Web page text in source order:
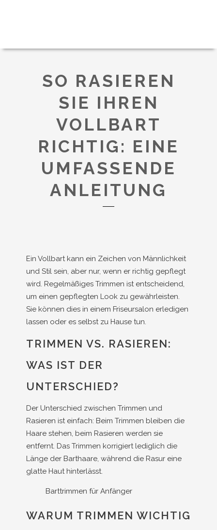
SO RASIEREN
SIE IHREN
VOLLBART
RICHTIG: EINE
UMFASSENDE
ANLEITUNG
Ein Vollbart kann ein Zeichen von Männlichkeit
und Stil sein, aber nur, wenn er richtig gepflegt
wird. Regelmäßiges Trimmen ist entscheidend,
um einen gepflegten Look zu gewährleisten.
Sie können dies in einem Friseursalon erledigen
lassen oder es selbst zu Hause tun.
TRIMMEN VS. RASIEREN:
WAS IST DER
UNTERSCHIED?
Der Unterschied zwischen Trimmen und
Rasieren ist einfach: Beim Trimmen bleiben die
Haare stehen, beim Rasieren werden sie
entfernt. Das Trimmen korrigiert lediglich die
Länge der Barthaare, während die Rasur eine
glatte Haut hinterlässt.
Barttrimmen für Anfänger
WARUM TRIMMEN WICHTIG